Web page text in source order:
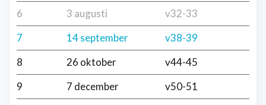
6
3 augusti
v32-33
7
14 september
v38-39
8
26 oktober
v44-45
9
7 december v50-51